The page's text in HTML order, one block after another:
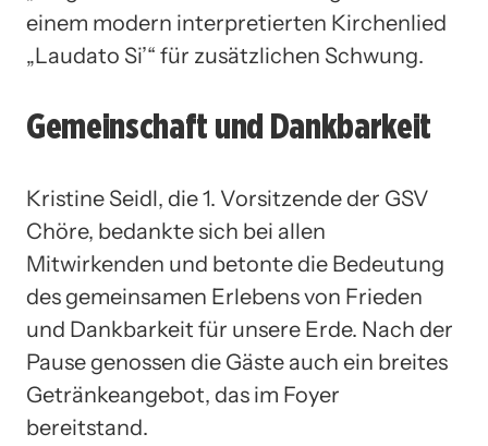
einem modern interpretierten Kirchenlied
„Laudato Si’“ für zusätzlichen Schwung.
Gemeinschaft und Dankbarkeit
Kristine Seidl, die 1. Vorsitzende der GSV
Chöre, bedankte sich bei allen
Mitwirkenden und betonte die Bedeutung
des gemeinsamen Erlebens von Frieden
und Dankbarkeit für unsere Erde. Nach der
Pause genossen die Gäste auch ein breites
Getränkeangebot, das im Foyer
bereitstand.